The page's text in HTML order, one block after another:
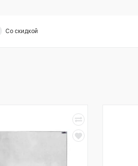
Со скидкой